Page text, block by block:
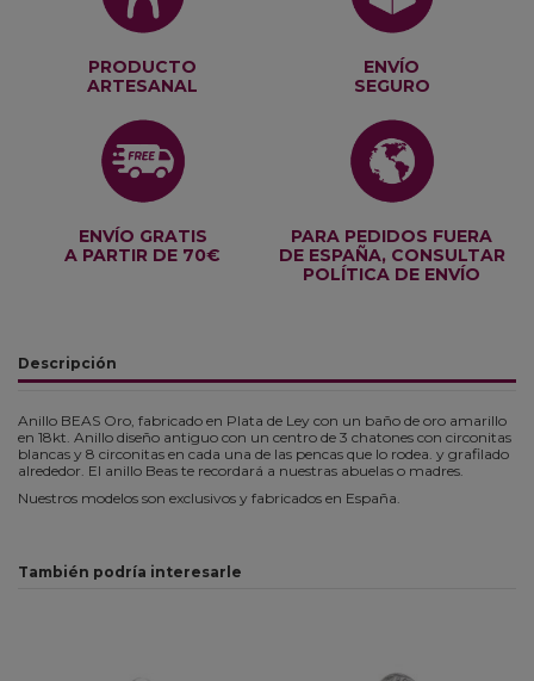
PRODUCTO
ARTESANAL
ENVÍO
SEGURO
ENVÍO GRATIS
A PARTIR DE 70€
PARA PEDIDOS FUERA
DE ESPAÑA, CONSULTAR
POLÍTICA DE ENVÍO
Descripción
Anillo BEAS Oro, fabricado en Plata de Ley con un baño de oro amarillo
en 18kt. Anillo diseño antiguo con un centro de 3 chatones con circonitas
blancas y 8 circonitas en cada una de las pencas que lo rodea. y grafilado
alrededor. El anillo Beas te recordará a nuestras abuelas o madres.
Nuestros modelos son exclusivos y fabricados en España.
También podría interesarle